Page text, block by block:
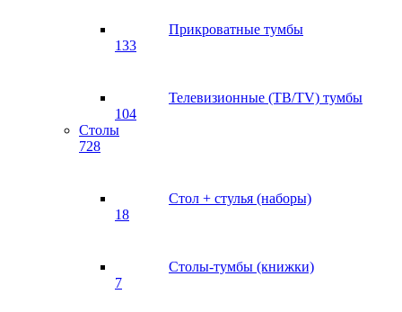
Прикроватные тумбы
133
Телевизионные (ТВ/TV) тумбы
104
Столы
728
Стол + стулья (наборы)
18
Столы-тумбы (книжки)
7